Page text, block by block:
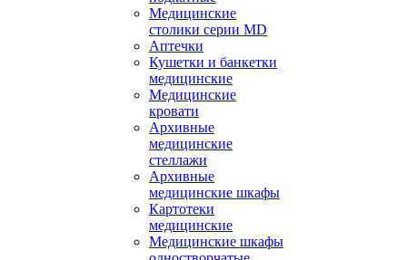
Медицинские
столики серии MD
Аптечки
Кушетки и банкетки
медицинские
Медицинские
кровати
Архивные
медицинские
стеллажи
Архивные
медицинские шкафы
Картотеки
медицинские
Медицинские шкафы